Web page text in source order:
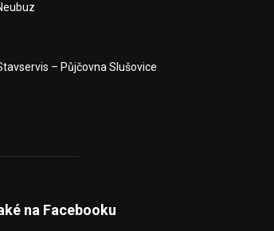
– Půjčovna Slušovice
na Facebooku